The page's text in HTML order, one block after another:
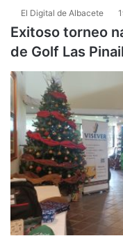
El Digital de Albacete
Exitoso torneo
de Golf Las